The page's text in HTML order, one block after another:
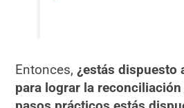
Entonces,¿estás dispuesto
para lograr la reconciliación